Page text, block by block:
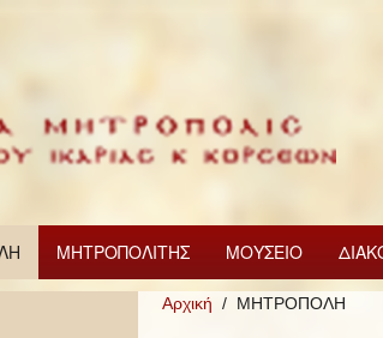
ΜΗΤΡΟΠΟΛΙΤΗΣ ΜΟΥΣΕΙΟ
Αρχική ΜΗΤΡΟΠΟΛΗ